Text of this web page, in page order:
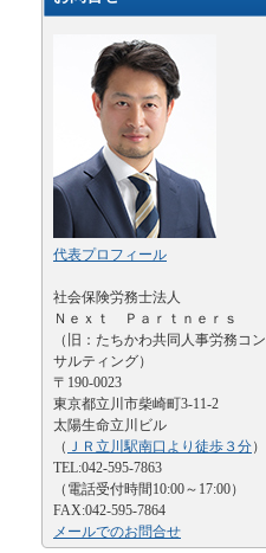
代表プロフィール
社会保険労務士法人
Ｎｅｘｔ Ｐａｒｔｎｅｒｓ
（旧：たちかわ共同人事労務コン
サルティング）
〒190-0023
東京都立川市柴崎町3-11-2
太陽生命立川ビル
（ ＪＲ立川駅南口より徒歩３分）
TEL:042-595-7863
（電話受付時間10:00～17:00）
FAX:042-595-7864
メールでのお問合せ